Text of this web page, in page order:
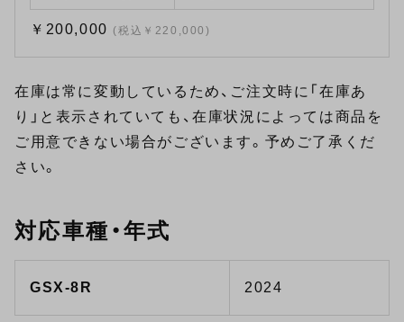
￥200,000 (税込￥220,000)
在庫は常に変動しているため、ご注文時に「在庫あ
り」と表示されていても、在庫状況によっては商品を
ご用意できない場合がございます。予めご了承くだ
さい。
対応車種・年式
GSX-8R 2024